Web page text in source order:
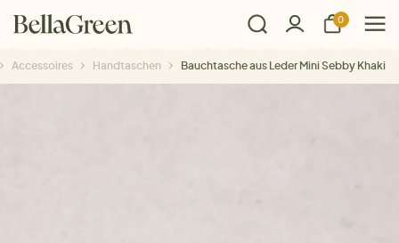
0
Accessoires Handtaschen Bauchtasche aus Leder Mini Sebby Khaki